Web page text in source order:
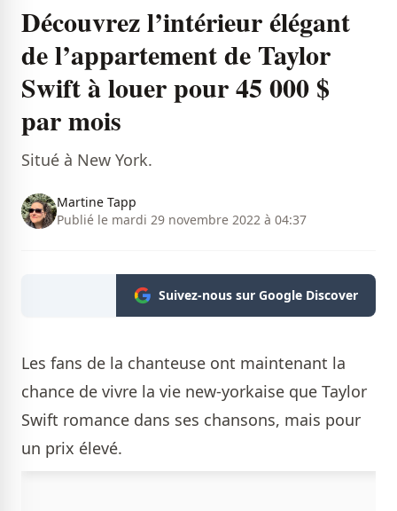
Découvrez l’intérieur élégant
de l’appartement de Taylor
Swift à louer pour 45 000 $
par mois
Situé à New York.
Martine Tapp
Publié le mardi 29 novembre 2022 à 04:37
Suivez-nous sur Google Discover
Les fans de la chanteuse ont maintenant la
chance de vivre la vie new-yorkaise que Taylor
Swift romance dans ses chansons, mais pour
un prix élevé.